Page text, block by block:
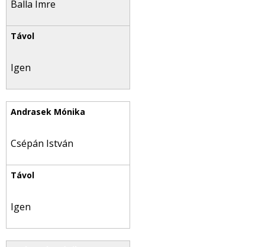
Balla Imre
Igen
Csépán István
Igen